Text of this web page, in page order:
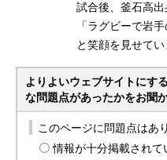
試合後、釜石高
「ラグビーで岩
と笑顔を見せてい
よりよいウェブサイトにす
な問題点があったかをお聞
このページに問題点はあ
情報が十分掲載されて